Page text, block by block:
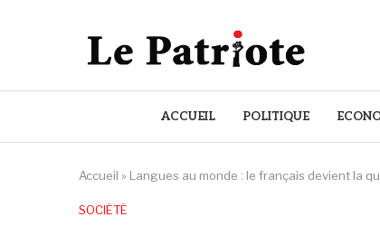
ACCUEIL POLITIQUE
Accueil » Langues au monde : le français devient la
SOCIÉTÉ